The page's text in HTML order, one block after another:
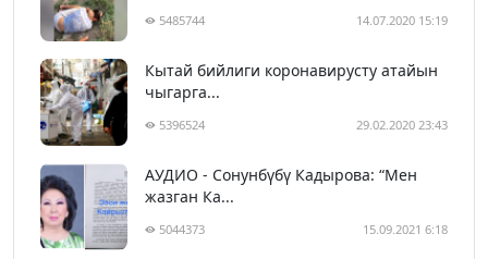
5485744 14.07.2020 15:19
Кытай бийлиги коронавирусту атайын
чыгарга...
5396524 29.02.2020 23:43
АУДИО - Сонунбүбү Кадырова: “Мен
жазган Ка...
5044373 15.09.2021 6:18